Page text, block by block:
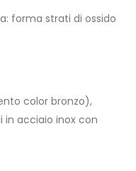
forma strati di ossido
color bronzo),
acciaio inox con